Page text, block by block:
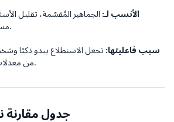
الأنسب لـ: الجماهير المُقسّمة، تقليل
مسارات استطلاع مخصصة.
سبب فاعليتها: تجعل الاستطلاع يبدو ذكيًا
من معدلات الإتمام وجودة البيانات.
جدول مقارنة